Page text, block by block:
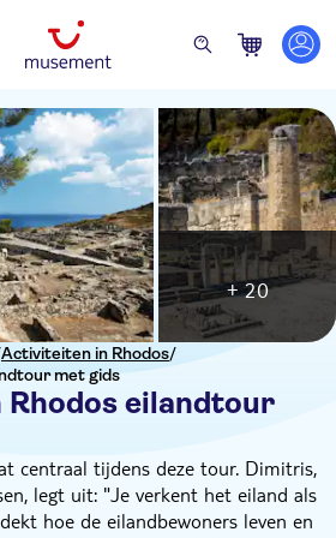
Activiteiten in Rhodos/
met gids
Rhodos eilandtour
+ 20
centraal tijdens deze tour. Dimitris,
legt uit: "Je verkent het eiland als
hoe de eilandbewoners leven en